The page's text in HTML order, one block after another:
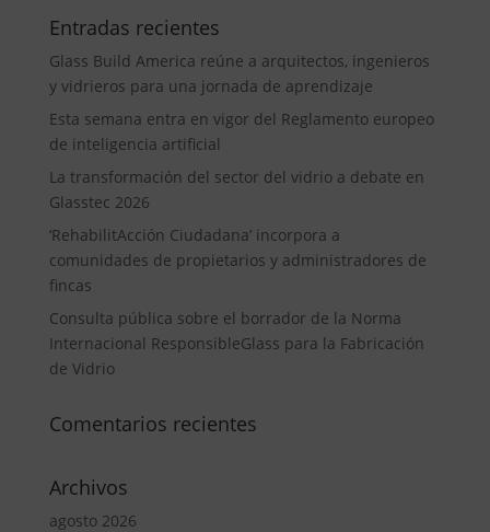
Entradas recientes
Glass Build America reúne a arquitectos, ingenieros
y vidrieros para una jornada de aprendizaje
Esta semana entra en vigor del Reglamento europeo
de inteligencia artificial
La transformación del sector del vidrio a debate en
Glasstec 2026
‘RehabilitAcción Ciudadana’ incorpora a
comunidades de propietarios y administradores de
fincas
Consulta pública sobre el borrador de la Norma
Internacional ResponsibleGlass para la Fabricación
de Vidrio
Comentarios recientes
Archivos
agosto 2026